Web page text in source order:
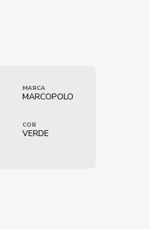
MARCA
MARCOPOLO
COR
VERDE